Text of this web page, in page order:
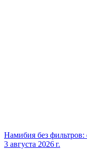
Намибия без
3 августа 2026 г.